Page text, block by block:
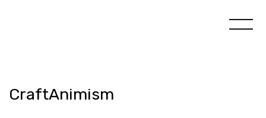
CraftAnimism